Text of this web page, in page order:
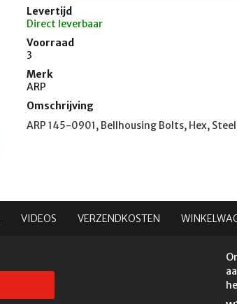
Levertijd
Direct leverbaar
Voorraad
3
Merk
ARP
Omschrijving
ARP 145-0901, Bellhousing Bolts, Hex,
VIDEOS VERZENDKOSTEN